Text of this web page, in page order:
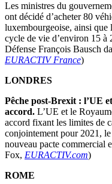
Les ministres du
ont décidé d’acheter 80
luxembourgeoise, ainsi que
cycle de vie d’environ 15 à
Défense François Bausch
EURACTIV France)
LONDRES
Pêche post-Brexit : l’UE
accord. L’UE et le
accord fixant les limites de
conjointement pour 2021,
nouveau pacte commercial
Fox, EURACTIV.com)
ROME